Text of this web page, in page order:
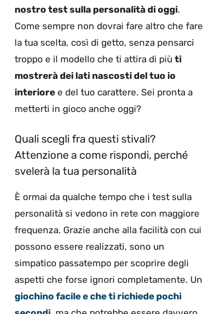
nostro test sulla personalità di oggi.
Come sempre non dovrai fare altro che fare
la tua scelta, così di getto, senza pensarci
troppo e il modello che ti attira di più ti
mostrerà dei lati nascosti del tuo io
interiore e del tuo carattere. Sei pronta a
metterti in gioco anche oggi?
Quali scegli fra questi stivali?
Attenzione a come rispondi, perché
svelerà la tua personalità
È ormai da qualche tempo che i test sulla
personalità si vedono in rete con maggiore
frequenza. Grazie anche alla facilità con cui
possono essere realizzati, sono un
simpatico passatempo per scoprire degli
aspetti che forse ignori completamente. Un
giochino facile e che ti richiede pochi